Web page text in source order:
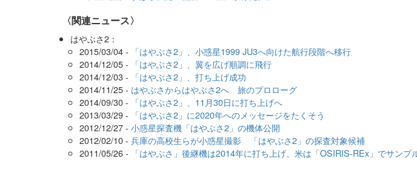
〈関連ニュース〉
はやぶさ2：
2015/03/04 -
「はやぶさ2」、小惑星1999 JU3へ向けた航行段階へ移行
2014/12/05 -
「はやぶさ2」、翼を広げ順調に飛行
2014/12/03 -
「はやぶさ2」、打ち上げ成功
2014/11/25 - はやぶさからはやぶさ2へ 旅のプロローグ
2014/09/30 -
「はやぶさ2」、11月30日に打ち上げへ
2013/03/29 -
「はやぶさ2」に2020年へのメッセージをたくそう
2012/12/27 - 小惑星探査機「はやぶさ2」の機体公開
2012/02/10 - 兵庫の高校生らが小惑星撮影 「はやぶさ2」の探査対象候補
2011/05/26 -
「はやぶさ」後継機は2014年に打ち上げ、米は「OSIRIS-REx」でサンプ